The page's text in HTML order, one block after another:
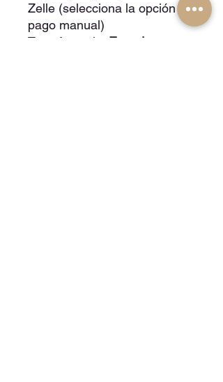
Zelle (selecciona la opción de
pago manual)
Transferencia: Ecuador y